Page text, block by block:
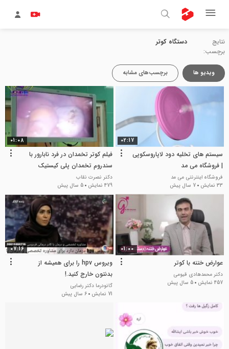
نتایج
برچسب:
دستگاه کوتر
ویدیو ها برچسب‌های مشابه
02:17
سیستم های تخلیه دود لاپاروسکوپی
| فروشگاه می مد
فروشگاه اینترنتی می مد
33 نمایش
7 سال پیش
01:08
فیلم کوتر تخمدان در فرد نابارور با
سندروم تخمدان پلی کیستیک
دکتر نصرت نقاب
479 نمایش
5 سال پیش
01:00
عوارض ختنه با کوتر
دکتر محمدهادی قیومی
457 نمایش
5 سال پیش
07:16
ویروس hpv را برای همیشه از
بدنتون خارج کنید.!
گانودرما دکتر رضایی
71 نمایش
6 سال پیش